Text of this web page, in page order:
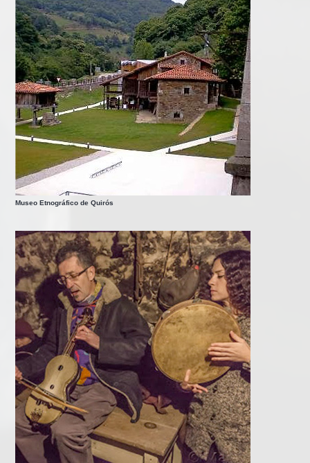
Museo Etnográfico de Quirós